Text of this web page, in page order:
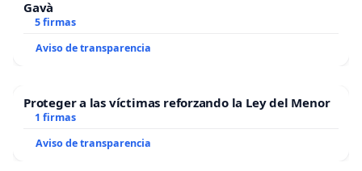
Gavà
5 firmas
Aviso de transparencia
Proteger a las víctimas reforzando la Ley del Menor
1 firmas
Aviso de transparencia